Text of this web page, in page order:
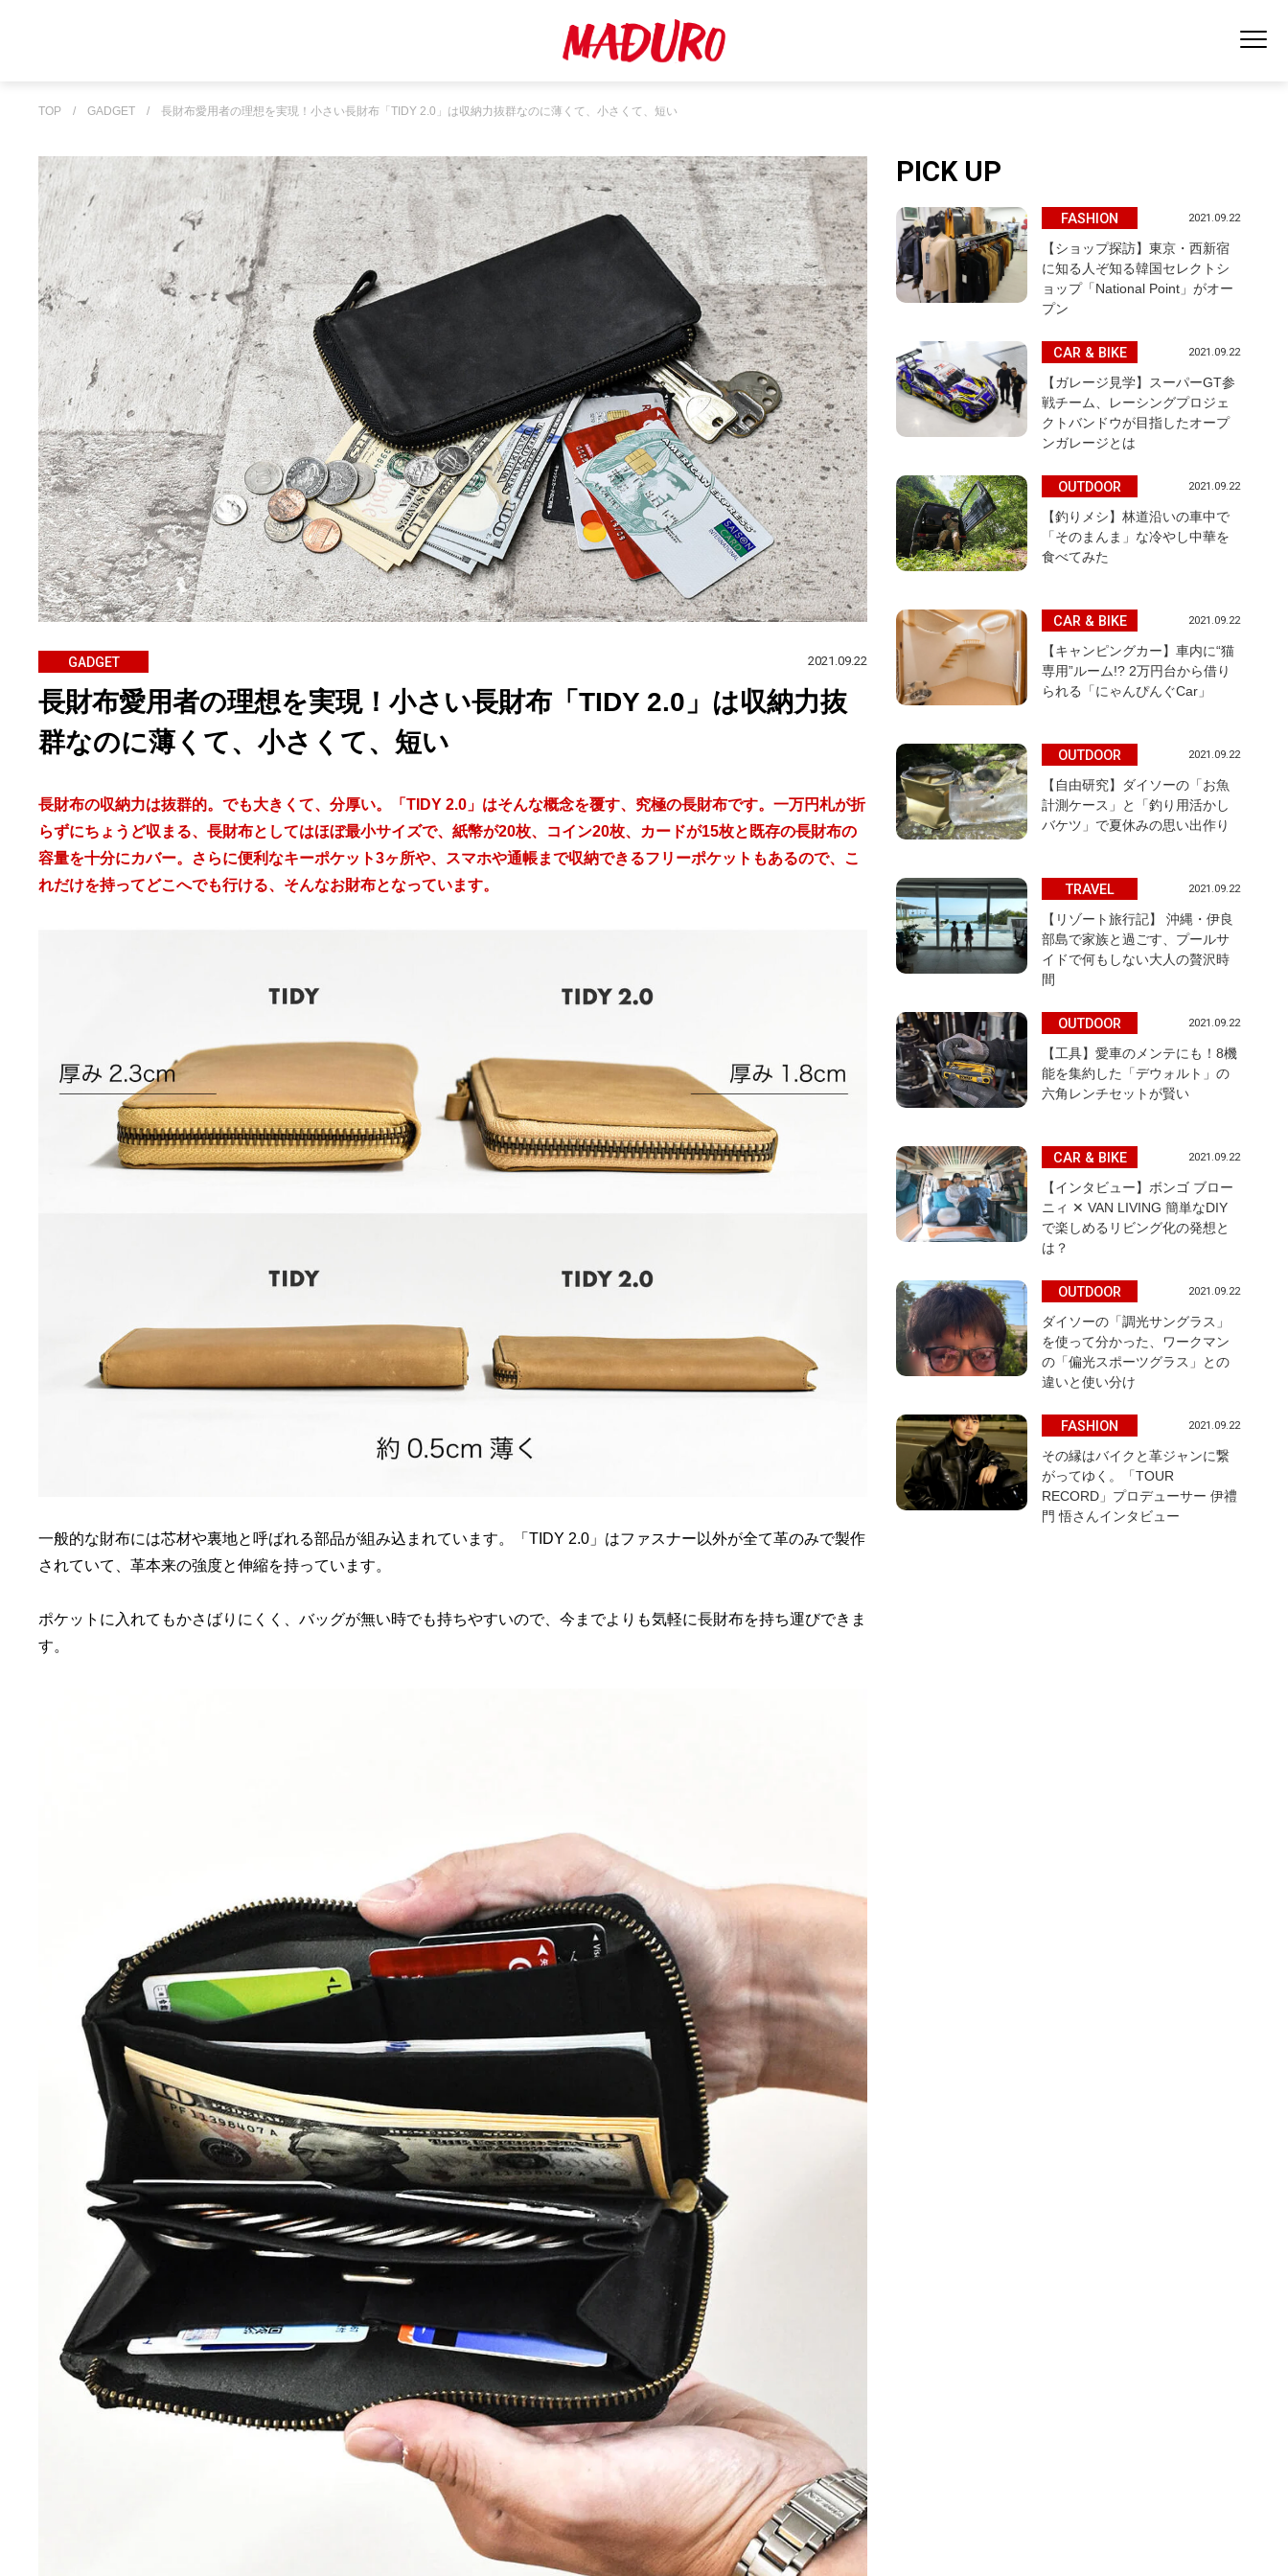
TOP / GADGET / 長財布愛用者の理想を実現！小さい長財布「TIDY 2.0」は収納力抜群なのに薄くて、小さくて、短い
GADGET 2021.09.22
長財布愛用者の理想を実現！小さい長財布「TIDY 2.0」は収納力抜
群なのに薄くて、小さくて、短い
長財布の収納力は抜群的。でも大きくて、分厚い。「TIDY 2.0」はそんな概念を覆す、究極の長財布です。一万円札が折
らずにちょうど収まる、長財布としてはほぼ最小サイズで、紙幣が20枚、コイン20枚、カードが15枚と既存の長財布の
容量を十分にカバー。さらに便利なキーポケット3ヶ所や、スマホや通帳まで収納できるフリーポケットもあるので、こ
れだけを持ってどこへでも行ける、そんなお財布となっています。
一般的な財布には芯材や裏地と呼ばれる部品が組み込まれています。「TIDY 2.0」はファスナー以外が全て革のみで製作
されていて、革本来の強度と伸縮を持っています。
ポケットに入れてもかさばりにくく、バッグが無い時でも持ちやすいので、今までよりも気軽に長財布を持ち運びできま
す。
PICK UP
FASHION 2021.09.22
【ショップ探訪】東京・西新宿
に知る人ぞ知る韓国セレクトシ
ョップ「National Point」がオー
プン
CAR & BIKE 2021.09.22
【ガレージ見学】スーパーGT参
戦チーム、レーシングプロジェ
クトバンドウが目指したオープ
ンガレージとは
OUTDOOR 2021.09.22
【釣りメシ】林道沿いの車中で
「そのまんま」な冷やし中華を
食べてみた
CAR & BIKE 2021.09.22
【キャンピングカー】車内に“猫
専用”ルーム!? 2万円台から借り
られる「にゃんぴんぐCar」
OUTDOOR 2021.09.22
【自由研究】ダイソーの「お魚
計測ケース」と「釣り用活かし
バケツ」で夏休みの思い出作り
TRAVEL 2021.09.22
【リゾート旅行記】 沖縄・伊良
部島で家族と過ごす、プールサ
イドで何もしない大人の贅沢時
間
OUTDOOR 2021.09.22
【工具】愛車のメンテにも！8機
能を集約した「デウォルト」の
六角レンチセットが賢い
CAR & BIKE 2021.09.22
【インタビュー】ボンゴ ブロー
ニィ ✕ VAN LIVING 簡単なDIY
で楽しめるリビング化の発想と
は？
OUTDOOR 2021.09.22
ダイソーの「調光サングラス」
を使って分かった、ワークマン
の「偏光スポーツグラス」との
違いと使い分け
FASHION 2021.09.22
その縁はバイクと革ジャンに繋
がってゆく。「TOUR
RECORD」プロデューサー 伊禮
門 悟さんインタビュー